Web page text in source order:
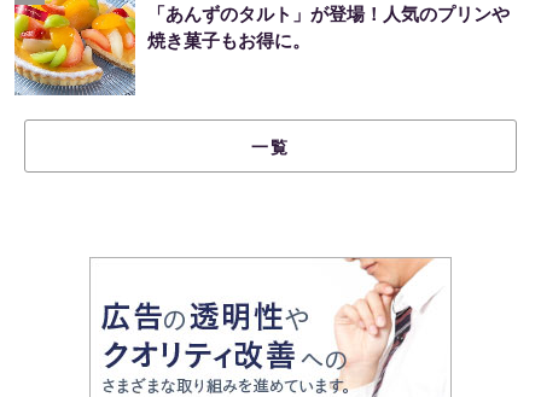
「あんずのタルト」が登場！人気のプリンや
焼き菓子もお得に。
一覧